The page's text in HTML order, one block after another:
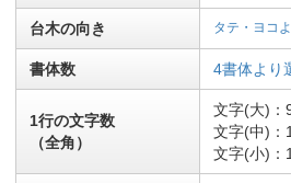
台木の向き タテ・ヨコ
書体数 4書体より
1行の文字数
（全角）
文字(大)：
文字(中)：
文字(小)：